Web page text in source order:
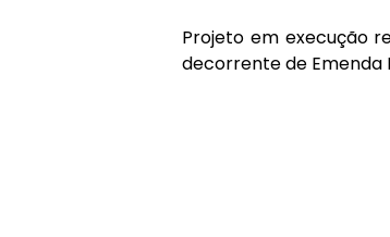
Projeto em execução
decorrente de Emenda